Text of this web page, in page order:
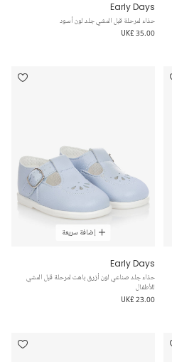
Early Days
حذاء لمرحلة قبل المشي جلد لون أسود
UK£ 35.00
إضافة سريعة
Early Days
حذاء جلد صناعي لون أزرق باهت لمرحلة قبل المشي
للأطفال
UK£ 23.00